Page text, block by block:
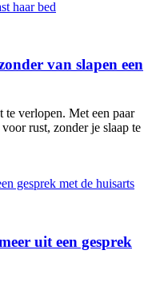
van slapen een
te verlopen. Met een paar
rust, zonder je slaap te
uit een gesprek